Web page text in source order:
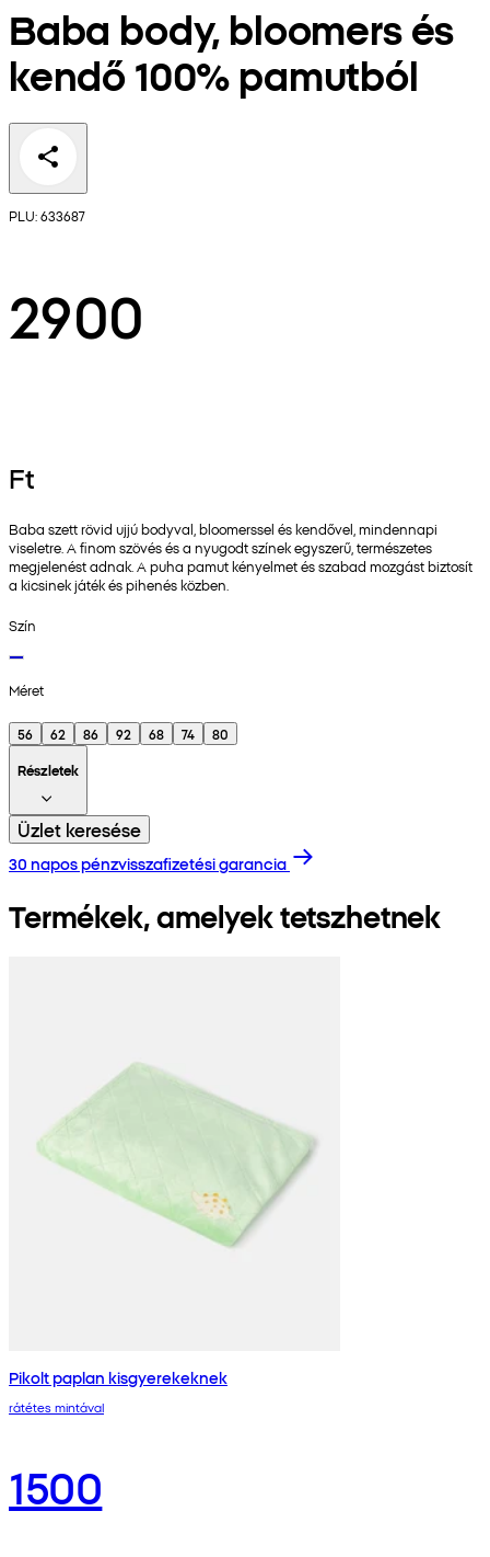
Baba body, bloomers és
kendő 100% pamutból
PLU: 633687
2900
Ft
Baba szett rövid ujjú bodyval, bloomerssel és kendővel, mindennapi
viseletre. A finom szövés és a nyugodt színek egyszerű, természetes
megjelenést adnak. A puha pamut kényelmet és szabad mozgást biztosít
a kicsinek játék és pihenés közben.
Szín
Méret
56 62 86 92 68 74
80
Részletek
Üzlet keresése
30 napos pénzvisszafizetési garancia
Termékek, amelyek tetszhetnek
Pikolt paplan kisgyerekeknek
rátétes mintával
1500